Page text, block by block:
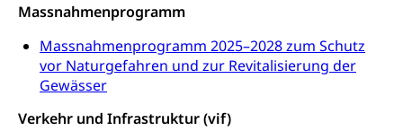
Massnahmenprogramm
Massnahmenprogramm 2025–2028 zum Schutz
vor Naturgefahren und zur Revitalisierung der
Gewässer
Verkehr und Infrastruktur (vif)
Strafregisterauszug bestellen
Waffen, Sprengstoffe und Pyrotechnik
Reisepass, Identitätskarte
Nationalität, Staatsangehörigkeit,
Staatsbürgerschaft, Bürgerrecht, Erwerb des
Bürgerrechts, Verlust des Bürgerrechts,
Einbürgerungsverfahren